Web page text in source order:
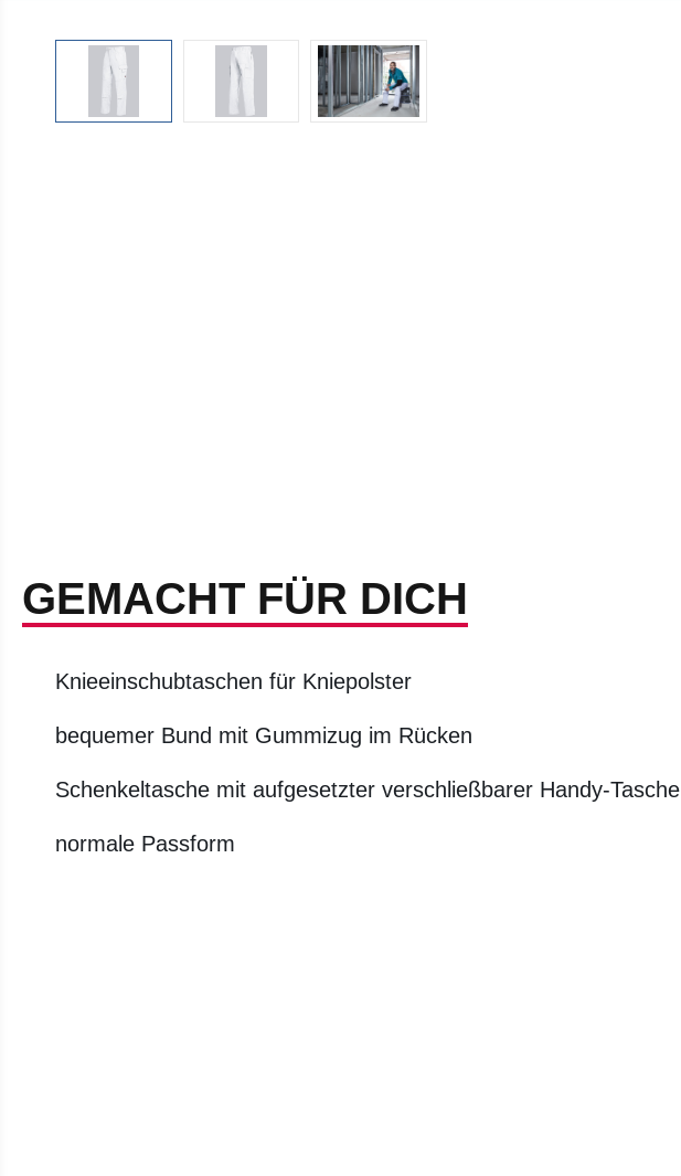
GEMACHT FÜR DICH
Knieeinschubtaschen für Kniepolster
bequemer Bund mit Gummizug im Rücken
Schenkeltasche mit aufgesetzter verschließbarer Handy-Tasche
normale Passform